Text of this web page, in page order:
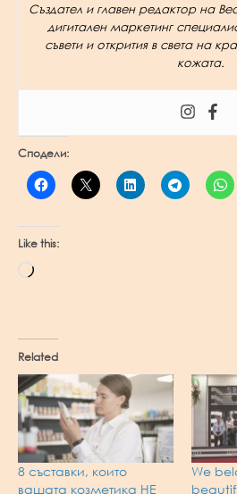
Създател и главен редактор на
дигитален маркетинг
съвети и открития в света на
кожата.
Сподели:
Like this:
Loading…
Related
8 съставки, които
вашата козметика НЕ
We